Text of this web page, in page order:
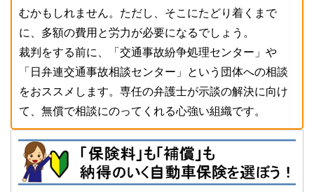
むかもしれません。ただし、そこにたどり着くまで
に、多額の費用と労力が必要になるでしょう。
裁判をする前に、「交通事故紛争処理センター」や
「日弁連交通事故相談センター」という団体への相談
をおススメします。専任の弁護士が示談の解決に向け
て、無償で相談にのってくれる心強い組織です。